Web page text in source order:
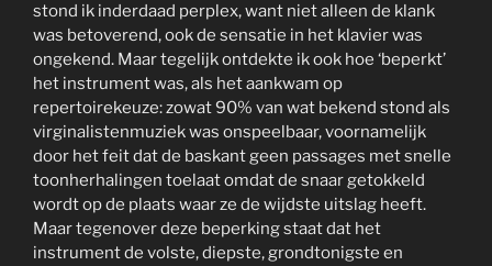
stond ik inderdaad perplex, want niet alleen de klank
was betoverend, ook de sensatie in het klavier was
ongekend. Maar tegelijk ontdekte ik ook hoe ‘beperkt’
het instrument was, als het aankwam op
repertoirekeuze: zowat 90% van wat bekend stond als
virginalistenmuziek was onspeelbaar, voornamelijk
door het feit dat de baskant geen passages met snelle
toonherhalingen toelaat omdat de snaar getokkeld
wordt op de plaats waar ze de wijdste uitslag heeft.
Maar tegenover deze beperking staat dat het
instrument de volste, diepste, grondtonigste en